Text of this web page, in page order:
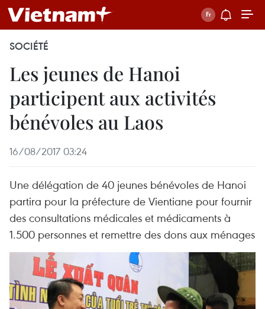
SOCIÉTÉ
Les jeunes de Hanoi
participent aux activités
bénévoles au Laos
16/08/2017 03:24
Une délégation de 40 jeunes bénévoles de Hanoi
partira pour la préfecture de Vientiane pour fournir
des consultations médicales et médicaments à
1.500 personnes et remettre des dons aux ménages